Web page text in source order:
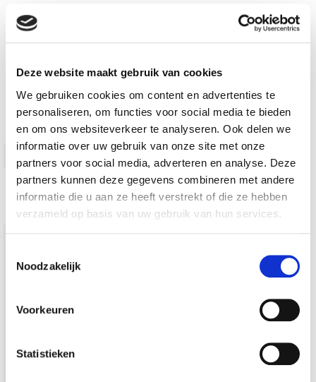
Deze website maakt gebruik van cookies
We gebruiken cookies om content en advertenties te
personaliseren, om functies voor social media te bieden
en om ons websiteverkeer te analyseren. Ook delen we
informatie over uw gebruik van onze site met onze
partners voor social media, adverteren en analyse. Deze
partners kunnen deze gegevens combineren met andere
informatie die u aan ze heeft verstrekt of die ze hebben
verzameld op basis van uw gebruik van hun services.
Noodzakelijk
Voorkeuren
Statistieken
Aanvullende informatie
Bulkdichtheid
ca. 1,6
g/cm³
0,25 l / 1
1,1 –